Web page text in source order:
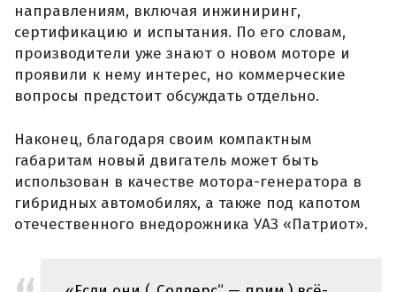
направлениям, включая инжиниринг,
сертификацию и испытания. По его словам,
производители уже знают о новом моторе и
проявили к нему интерес, но коммерческие
вопросы предстоит обсуждать отдельно.
Наконец, благодаря своим компактным
габаритам новый двигатель может быть
использован в качестве мотора-генератора в
гибридных автомобилях, а также под капотом
отечественного внедорожника УАЗ «Патриот».